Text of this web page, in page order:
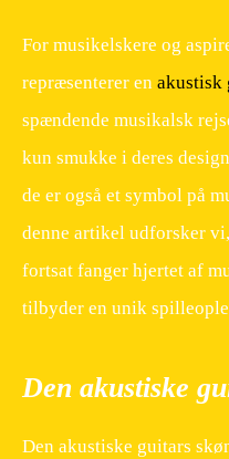
For musikelskere og
repræsenterer en akustisk
spændende musikalsk
kun smukke i deres
de er også et symbol på
denne artikel udforsker
fortsat fanger hjertet af
tilbyder en unik
Den akustiske
Den akustiske guitars